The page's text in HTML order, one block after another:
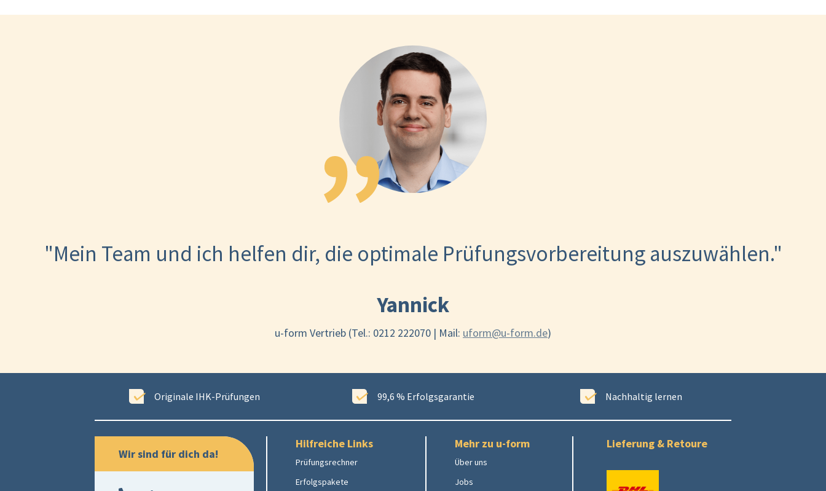
"Mein Team und ich helfen dir, die optimale Prüfungsvorbereitung auszuwählen."
Yannick
u-form Vertrieb (Tel.: 0212 222070 | Mail: uform@u-form.de)
Originale IHK-Prüfungen 99,6 % Erfolgsgarantie Nachhaltig lernen
Wir sind für dich da!
Hilfreiche Links
Prüfungsrechner
Erfolgspakete
Mehr zu u-form
Über uns
Jobs
Lieferung & Retoure